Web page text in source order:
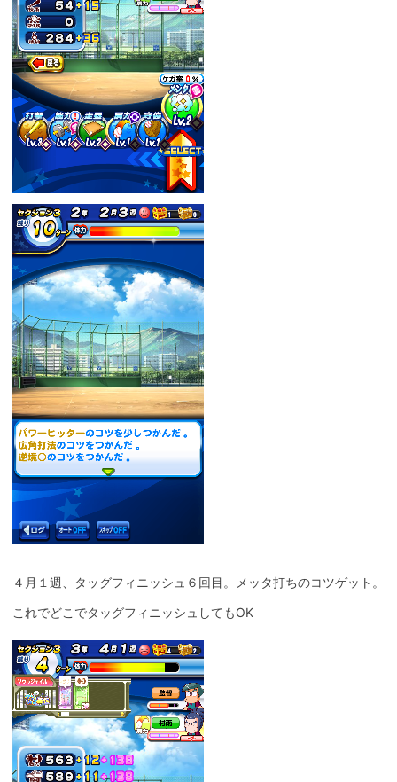
４月１週、タッグフィニッシュ６回目。メッタ打ちのコツゲット。
これでどこでタッグフィニッシュしてもOK